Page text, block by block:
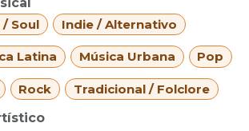
/ Soul Indie / Alternativo
Latina Música Urbana Pop
Rock
Tradicional / Folclore